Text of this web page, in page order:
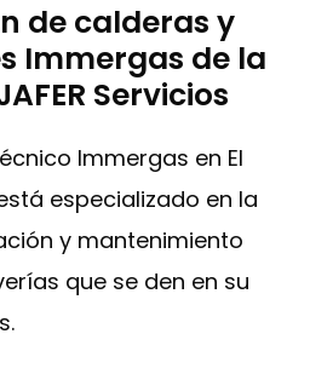
de calderas y
Immergas de la
Servicios
Immergas en El
especializado en la
y mantenimiento
que se den en su